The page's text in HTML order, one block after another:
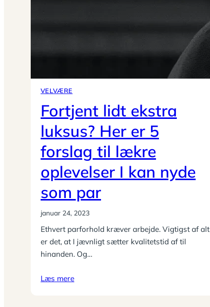
VELVÆRE
Fortjent lidt ekstra
luksus? Her er 5
forslag til lækre
oplevelser I kan nyde
som par
januar 24, 2023
Ethvert parforhold kræver arbejde. Vigtigst af alt
er det, at I jævnligt sætter kvalitetstid af til
hinanden. Og…
Læs mere